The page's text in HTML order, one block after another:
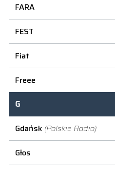
FARA
FEST
Fiat
Freee
G
Gdańsk (Polskie Radio)
Głos